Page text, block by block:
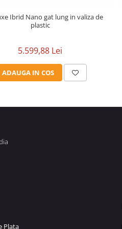
Ibrid Nano gat lung in valiza de
plastic
5.599,88 Lei
ADAUGA IN COS
Plata